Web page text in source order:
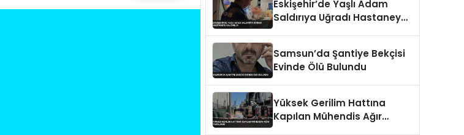
Eskişehir’de Yaşlı Adam
Saldırıya Uğradı Hastaneye
Samsun’da Şantiye Bekçisi
Evinde Ölü Bulundu
Yüksek Gerilim Hattına
Kapılan Mühendis Ağır